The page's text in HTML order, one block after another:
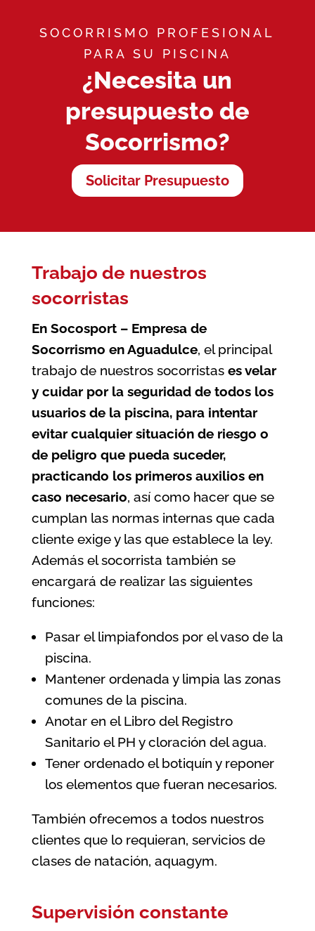
SOCORRISMO PROFESIONAL
PARA SU PISCINA
¿Necesita un
presupuesto de
Socorrismo?
Solicitar Presupuesto
Trabajo de nuestros
socorristas
En Socosport – Empresa de
Socorrismo en Aguadulce, el principal
trabajo de nuestros socorristas es velar
y cuidar por la seguridad de todos los
usuarios de la piscina, para intentar
evitar cualquier situación de riesgo o
de peligro que pueda suceder,
practicando los primeros auxilios en
caso necesario, así como hacer que se
cumplan las normas internas que cada
cliente exige y las que establece la ley.
Además el socorrista también se
encargará de realizar las siguientes
funciones:
Pasar el limpiafondos por el vaso de la
piscina.
Mantener ordenada y limpia las zonas
comunes de la piscina.
Anotar en el Libro del Registro
Sanitario el PH y cloración del agua.
Tener ordenado el botiquín y reponer
los elementos que fueran necesarios.
También ofrecemos a todos nuestros
clientes que lo requieran, servicios de
clases de natación, aquagym.
Supervisión constante